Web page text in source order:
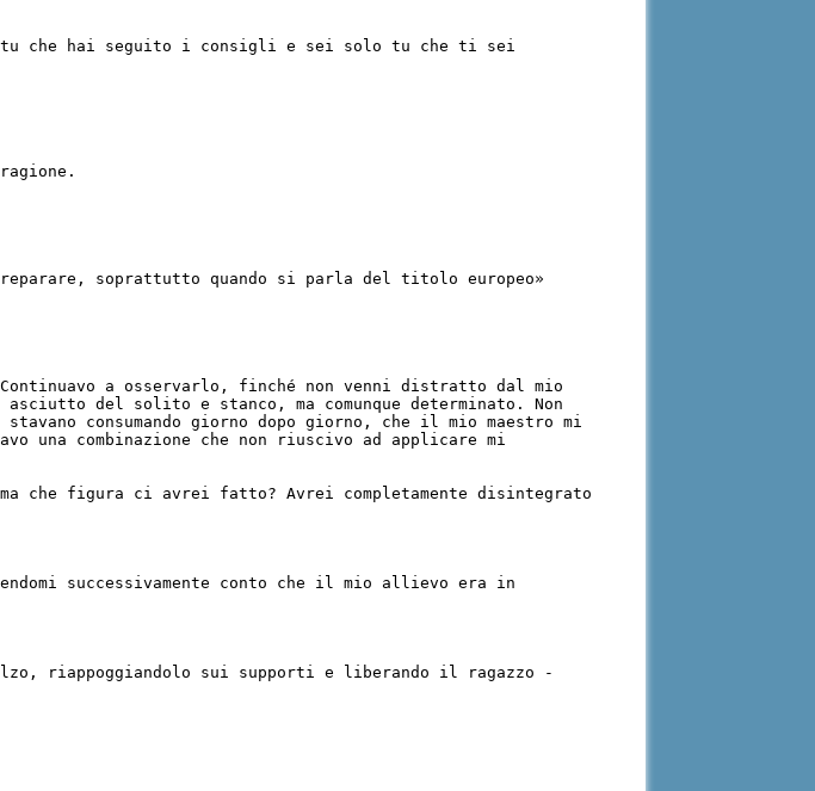
che hai seguito i consigli e sei solo tu che ti sei
soprattutto quando si parla del titolo europeo»
a osservarlo, finché non venni distratto dal mio
del solito e stanco, ma comunque determinato. Non
consumando giorno dopo giorno, che il mio maestro mi
una combinazione che non riuscivo ad applicare mi
che figura ci avrei fatto? Avrei completamente disintegrato
successivamente conto che il mio allievo era in
riappoggiandolo sui supporti e liberando il ragazzo -